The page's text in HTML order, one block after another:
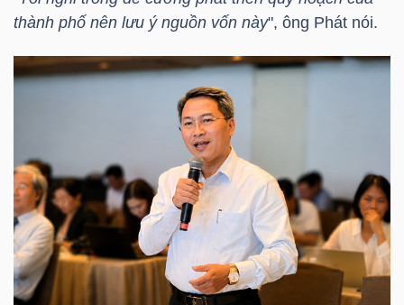
thành phố nên lưu ý nguồn vốn này", ông Phát nói.
GIỚI
TÀI
CHÍNH
CÁ
NHÂN